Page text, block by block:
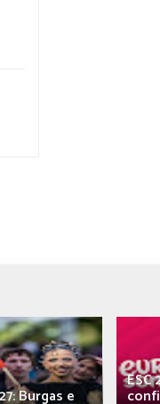
Burgas e
ESC